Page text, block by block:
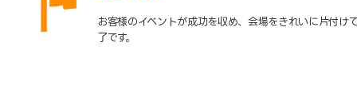
お客様のイベントが成功を収め、会場をきれいに片付け
了です。